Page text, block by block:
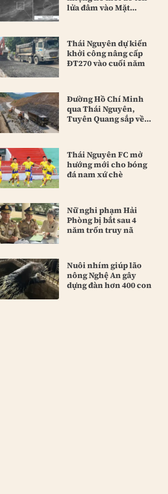
lửa đâm vào Mặt
Thái Nguyên dự kiến
khởi công nâng cấp
ĐT270 vào cuối năm
Đường Hồ Chí Minh
qua Thái Nguyên,
Tuyên Quang sắp về
Thái Nguyên FC mở
hướng mới cho bóng
đá nam xứ chè
Nữ nghi phạm Hải
Phòng bị bắt sau 4
năm trốn truy nã
Nuôi nhím giúp lão
nông Nghệ An gây
dựng đàn hơn 400 con